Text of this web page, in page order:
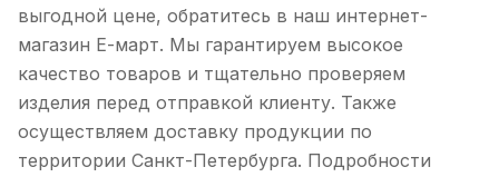
выгодной цене, обратитесь в наш интернет-
магазин Е-март. Мы гарантируем высокое
качество товаров и тщательно проверяем
изделия перед отправкой клиенту. Также
осуществляем доставку продукции по
территории Санкт-Петербурга. Подробности